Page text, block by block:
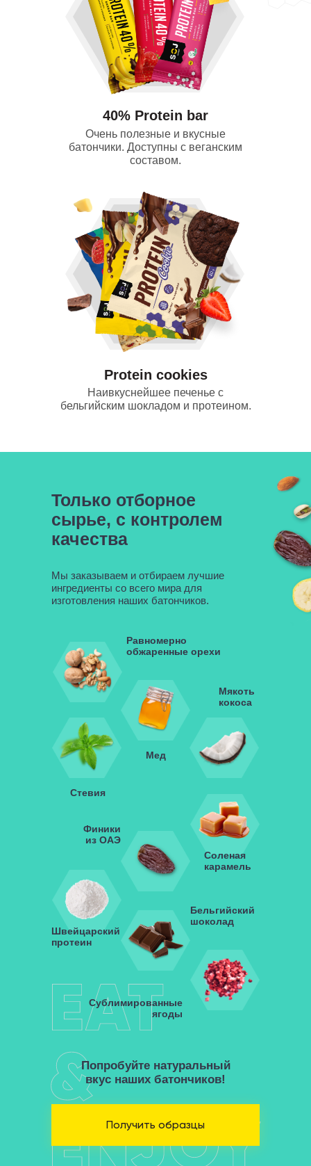
40% Protein bar
Очень полезные и вкусные
батончики. Доступны с веганским
составом.
Protein cookies
Наивкуснейшее печенье с
бельгийским шокладом и протеином.
Мы заказываем и отбираем лучшие
ингредиенты со всего мира для
изготовления наших батончиков.
Попробуйте натуральный
вкус наших батончиков!
Получить образцы
Только отборное
сырье, с контролем
качества
Равномерно
обжаренные орехи
Финики
из ОАЭ
Стевия
Швейцарский
протеин
Соленая
карамель
Бельгийский
шоколад
Мед
Мякоть
кокоса
Сублимированные
ягоды